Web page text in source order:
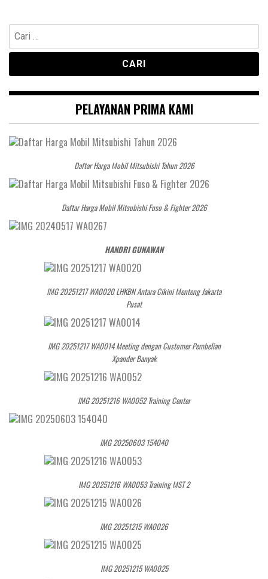
Cari
untuk:
PELAYANAN PRIMA KAMI
Daftar Harga Mobil Mitsubishi Tahun 2026
Daftar Harga Mobil Mitsubishi Fuso & Fighter 2026
HANDRI GUNAWAN
IMG 20251217 WA0020 LHKBN Antara Cikini Menteng Jakarta
Pusat
IMG 20251217 WA0014 Meeting dengan Customer Pembelian
Xpander Banyak
IMG 20251216 WA0052 Training Center
IMG 20250603 154040
IMG 20251216 WA0053 Training MST 2
IMG 20251215 WA0026
IMG 20251215 WA0025